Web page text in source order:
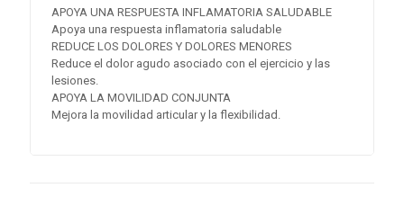
APOYA UNA RESPUESTA INFLAMATORIA SALUDABLE
Apoya una respuesta inflamatoria saludable
REDUCE LOS DOLORES Y DOLORES MENORES
Reduce el dolor agudo asociado con el ejercicio y las
lesiones.
APOYA LA MOVILIDAD CONJUNTA
Mejora la movilidad articular y la flexibilidad.